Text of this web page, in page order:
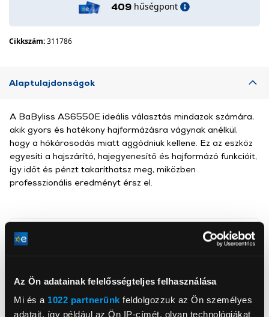
Az Ön adatainak felelősségteljes felhasználása
Mi és a 1022 partnerünk feldolgozzuk az Ön személyes
adatait, így például az Ön IP-címét, olyan technológiákat
409 hűségpont
Cikkszám:311786
Alaptulajdonságok
https://babyliss.hu/
babyliss_sav@conair.com
Quai du Point du Jour - Arcs de Seine 18-20
A BaByliss AS6550E ideális választás mindazok számára,
akik gyors és hatékony hajformázásra vágynak anélkül,
hogy a hőkárosodás miatt aggódniuk kellene. Ez az eszköz
egyesíti a hajszárító, hajegyenesítő és hajformázó funkcióit,
így időt és pénzt takaríthatsz meg, miközben
professzionális eredményt érsz el.